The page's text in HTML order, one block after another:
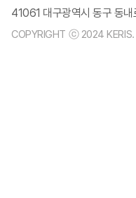
41061 대구광역시 동구 동
COPYRIGHT ⓒ 2024 KERIS.